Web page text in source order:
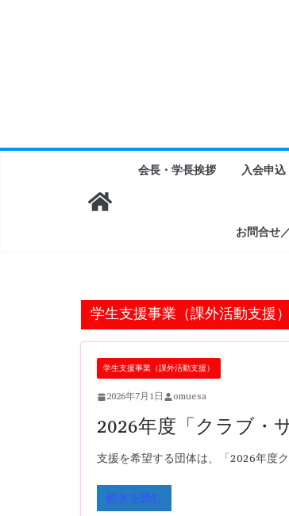
会長・学長挨拶 入会申込
お問合せ
学生支援事業（課外活動支援）
学生支援事業（課外活動支援）
2026年7月1日 omuesa
2026年度「クラブ・
支援を希望する団体は、「2026年度
続きを読む